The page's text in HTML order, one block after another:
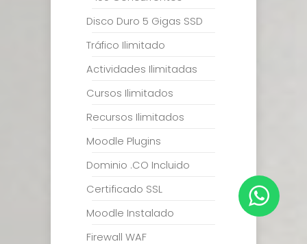
Disco Duro 5 Gigas SSD
Tráfico Ilimitado
Actividades Ilimitadas
Cursos Ilimitados
Recursos Ilimitados
Moodle Plugins
Dominio .CO Incluido
Certificado SSL
Moodle Instalado
Firewall WAF